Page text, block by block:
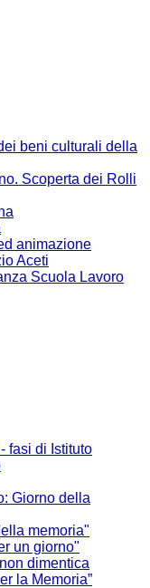
beni culturali della
Scoperta dei Rolli
animazione
Aceti
Scuola Lavoro
fasi di Istituto
Giorno della
memoria"
un giorno"
dimentica
la Memoria”